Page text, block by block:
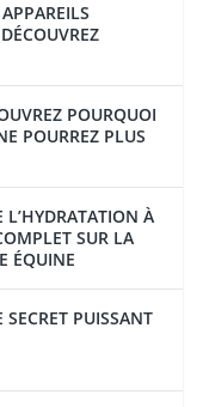
POURQUOI
POURREZ PLUS
L’HYDRATATION À
SUR LA
ÉQUINE
SECRET PUISSANT